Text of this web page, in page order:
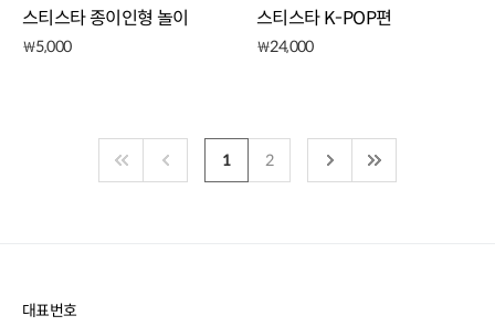
스티스타 종이인형 놀이
￦5,000
스티스타 K-POP편
￦24,000
1 2
대표번호